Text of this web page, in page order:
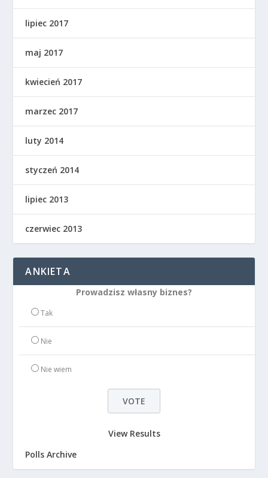
lipiec 2017
maj 2017
kwiecień 2017
marzec 2017
luty 2014
styczeń 2014
lipiec 2013
czerwiec 2013
ANKIETA
Prowadzisz własny biznes?
Tak
Nie
Nie wiem
View Results
Polls Archive